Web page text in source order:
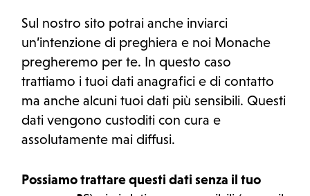
Sul nostro sito potrai anche inviarci
un’intenzione di preghiera e noi Monache
pregheremo per te. In questo caso
trattiamo i tuoi dati anagrafici e di contatto
ma anche alcuni tuoi dati più sensibili. Questi
dati vengono custoditi con cura e
assolutamente mai diffusi.
Possiamo trattare questi dati senza il tuo